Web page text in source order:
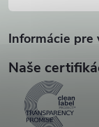
Informácie pre
Naše